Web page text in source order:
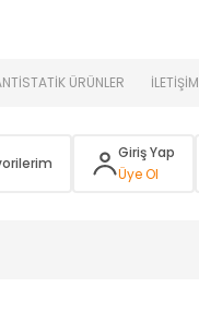
ÜRÜNLER İLETİŞİM
Giriş Yap
Üye Ol